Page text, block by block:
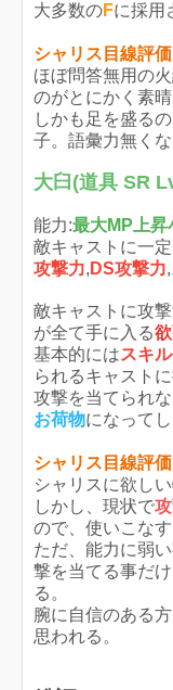
大多数のFに採用
シャリス目線評価
ほぼ問答無用の
のがとにかく素晴
しかも足を盛る
子。語彙力無くな
大臼(道具 SR
能力:最大MP上昇
敵キャストに一
攻撃力, DS攻撃力,
敵キャストに攻
が全て手に入る
基本的にはスキ
られるキャスト
攻撃を当てられな
お荷物になって
シャリス目線評価
シャリスに欲し
しかし、現状で
ので、使いこな
ただ、能力に弱
撃を当てる事だ
る。
腕に自信のある
思われる。